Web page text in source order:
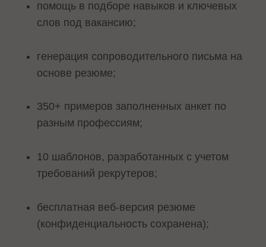
помощь в подборе навыков и ключевых
слов под вакансию;
генерация сопроводительного письма на
основе резюме;
350+ примеров заполненных анкет по
разным профессиям;
10 шаблонов, разработанных с учетом
требований рекрутеров;
бесплатная веб-версия резюме
(конфиденциальность сохранена);